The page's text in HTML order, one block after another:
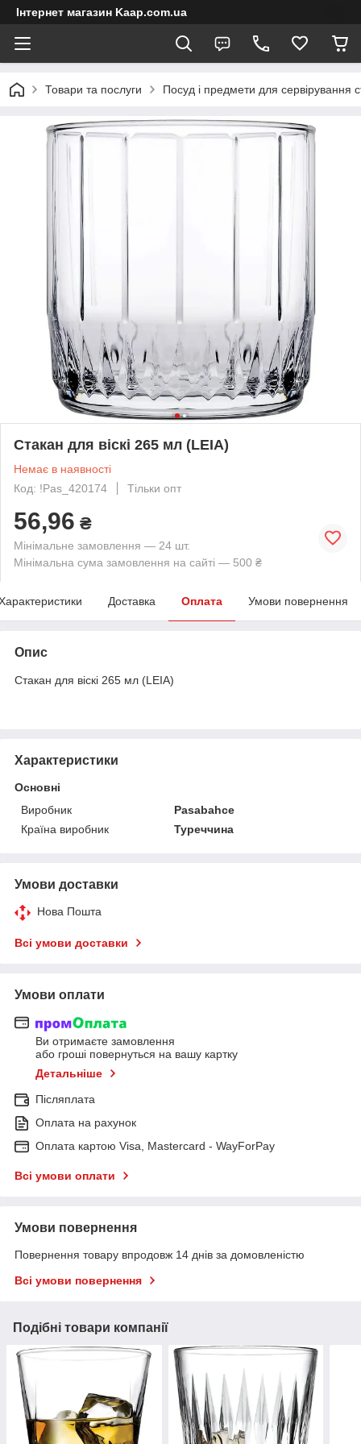
Інтернет магазин Kaap.com.ua
Товари та послуги Посуд і предмети для сервірування
Стакан для віскі 265 мл (LEIA)
Немає в наявності
Код: !Pas_420174
Тільки опт
56,96 ₴
Мінімальне замовлення — 24 шт.
Мінімальна сума замовлення на сайті — 500 ₴
Доставка Оплата Умови повернення
Опис
Стакан для віскі 265 мл (LEIA)
Характеристики
Основні
Виробник
Pasabahce
Країна виробник
Туреччина
Умови доставки
Нова Пошта
Всі умови доставки
Умови оплати
Ви отримаєте замовлення
або гроші повернуться на вашу картку
Детальніше
Післяплата
Оплата на рахунок
Оплата картою Visa, Mastercard - WayForPay
Всі умови оплати
Умови повернення
Повернення товару впродовж 14 днів за домовленістю
Всі умови повернення
Подібні товари компанії